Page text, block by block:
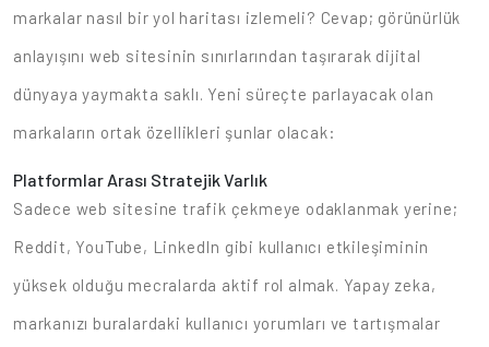
markalar nasıl bir yol haritası izlemeli? Cevap; görünürlük
anlayışını web sitesinin sınırlarından taşırarak dijital
dünyaya yaymakta saklı. Yeni süreçte parlayacak olan
markaların ortak özellikleri şunlar olacak:
Platformlar Arası Stratejik Varlık
Sadece web sitesine trafik çekmeye odaklanmak yerine;
Reddit, YouTube, LinkedIn gibi kullanıcı etkileşiminin
yüksek olduğu mecralarda aktif rol almak. Yapay zeka,
markanızı buralardaki kullanıcı yorumları ve tartışmalar